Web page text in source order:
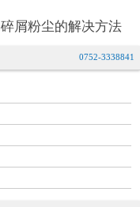
屑粉尘的解决方法
0752-3338841